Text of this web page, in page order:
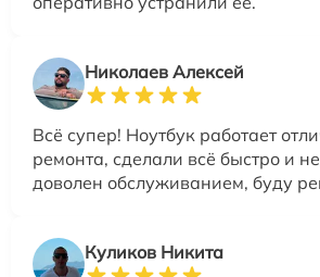
Николаев Алексей
Всё супер! Ноутбук работает
ремонта, сделали всё быстро и
доволен обслуживанием, буду
Куликов Никита